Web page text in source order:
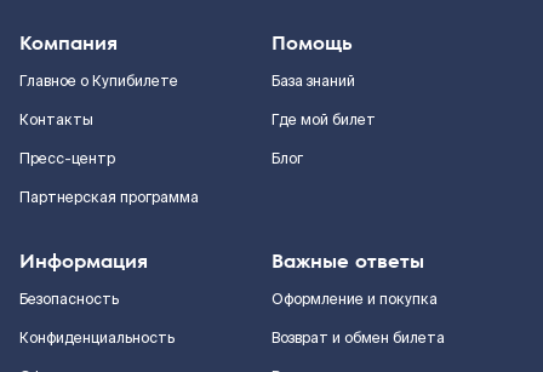
Компания
Главное о Купибилете
Контакты
Пресс-центр
Партнерская программа
Помощь
База знаний
Где мой билет
Блог
Информация
Безопасность
Конфиденциальность
Важные ответы
Оформление и покупка
Возврат и обмен билета